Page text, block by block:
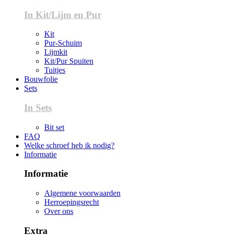
In Kit/Lijm en Pur
Kit
Pur-Schuim
Lijmkit
Kit/Pur Spuiten
Tuitjes
Bouwfolie
Sets
In Sets
Bit set
FAQ
Welke schroef heb ik nodig?
Informatie
Informatie
Algemene voorwaarden
Herroepingsrecht
Over ons
Extra